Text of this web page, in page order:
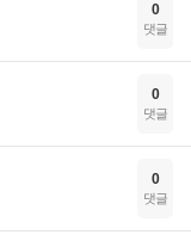
0
댓글
0
댓글
0
댓글